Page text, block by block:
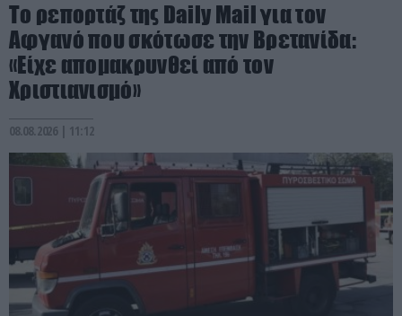
Το ρεπορτάζ της Daily Mail για τον
Αφγανό που σκότωσε την Βρετανίδα:
«Είχε απομακρυνθεί από τον
Χριστιανισμό»
08.08.2026 | 11:12